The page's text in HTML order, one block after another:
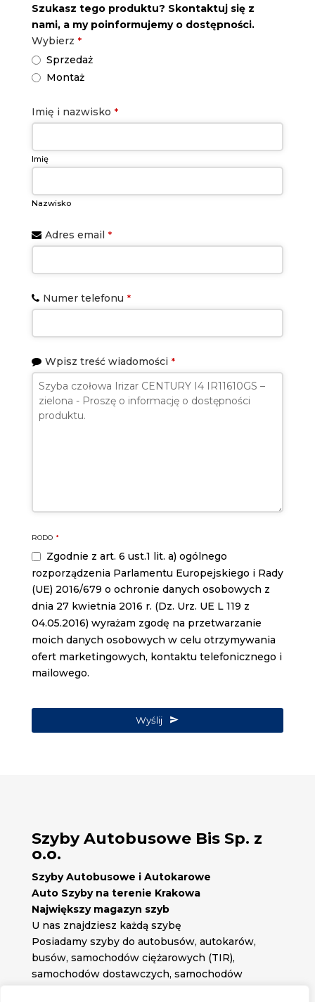
Szukasz tego produktu? Skontaktuj się z
nami, a my poinformujemy o dostępności.
Your
Website *
Wybierz *
Sprzedaż
Montaż
Imię i nazwisko *
Imię
Nazwisko
Adres email *
Numer telefonu *
Wpisz treść wiadomości *
RODO *
Zgodnie z art. 6 ust.1 lit. a) ogólnego
rozporządzenia Parlamentu Europejskiego i Rady
(UE) 2016/679 o ochronie danych osobowych z
dnia 27 kwietnia 2016 r. (Dz. Urz. UE L 119 z
04.05.2016) wyrażam zgodę na przetwarzanie
moich danych osobowych w celu otrzymywania
ofert marketingowych, kontaktu telefonicznego i
mailowego.
Wyślij
Szyby Autobusowe Bis Sp. z
o.o.
Szyby Autobusowe i Autokarowe
Auto Szyby na terenie Krakowa
Największy magazyn szyb
U nas znajdziesz każdą szybę
Posiadamy szyby do autobusów, autokarów,
busów, samochodów ciężarowych (TIR),
samochodów dostawczych, samochodów